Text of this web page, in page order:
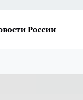
России